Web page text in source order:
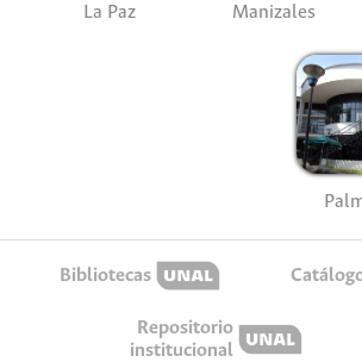
La Paz Manizales
Bibliotecas
Repositorio
institucional